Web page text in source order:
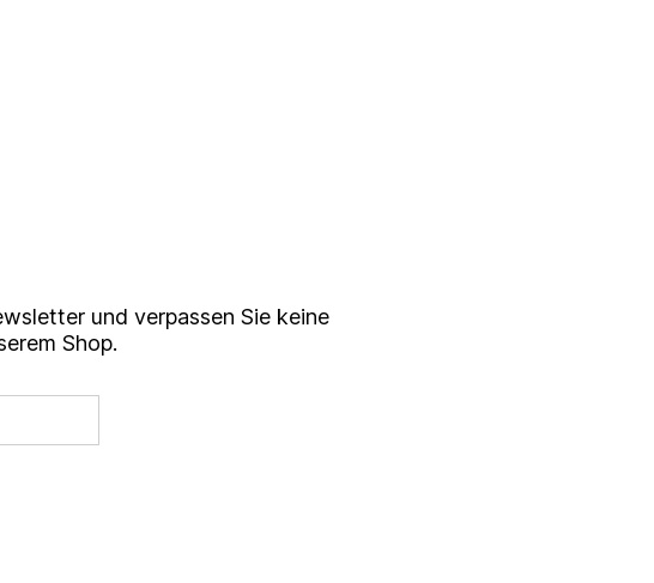
und verpassen Sie keine
Shop.